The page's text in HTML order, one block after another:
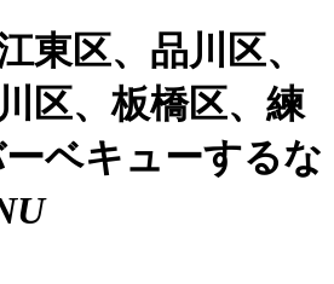
東区、品川区、
区、板橋区、練
ベキューするな